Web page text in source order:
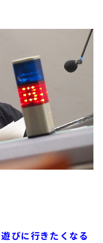
びに行きたくなる